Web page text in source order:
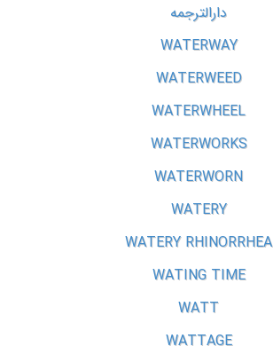
دارالترجمه
WATERWAY
WATERWEED
WATERWHEEL
WATERWORKS
WATERWORN
WATERY
WATERY RHINORRHEA
WATING TIME
WATT
WATTAGE